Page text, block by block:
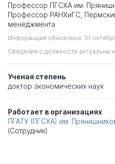
Профессор ПГСХА им.
Профессор РАНХиГС,
менеджмента
Информация обновлена: 31
Сведения о должности актуальны
Ученая степень
доктор экономических наук
Работает в организациях
ПГАТУ (ПГСХА) им.
(Сотрудник)